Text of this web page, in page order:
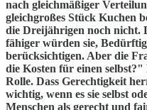
nach gleichmäßiger
gleichgroßes Stück Kuchen
die Dreijährigen noch nicht.
fähiger würden sie,
berücksichtigen. Aber die
die Kosten für einen selbst?"
Rolle. Dass Gerechtigkeit
wichtig, wenn es sie selbst
Menschen als gerecht und